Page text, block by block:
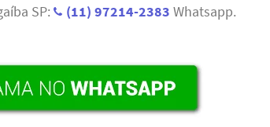
SP: (11) 97214-2383 Whatsapp.